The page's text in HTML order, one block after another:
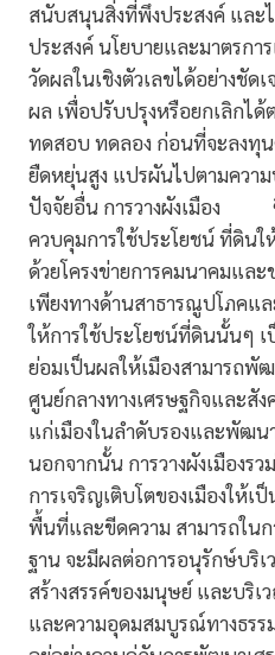
สนับสนุนสิ่งที่พึงประสงค์ แล
ประสงค์ นโยบายและมาตรก
วัดผลในเชิงตัวเลขได้อย่างชัด
ผล เพื่อปรับปรุงหรือยกเลิกไ
ทดสอบ ทดลอง ก่อนที่จะลงทุน
ยืดหยุ่นสูง แปรผันไปตามควา
ปัจจัยอื่น การวางผังเมือง
ควบคุมการใช้ประโยชน์ ที่ดิน
ด้วยโครงข่ายการคมนาคมแล
เพียงทางด้านสาธารณูปโภค
ให้การใช้ประโยชน์ที่ดินนั้นๆ
ย่อมเป็นผลให้เมืองสามารถพั
ศูนย์กลางทางเศรษฐกิจและสั
แก่เมืองในลำดับรองและพัฒ
นอกจากนั้น การวางผังเมืองร
การเจริญเติบโตของเมืองให้
พื้นที่และขีดความ สามารถในก
ฐาน จะมีผลต่อการอนุรักษ์บริ
สร้างสรรค์ของมนุษย์ และบริ
และความอุดมสมบูรณ์ทางธรร